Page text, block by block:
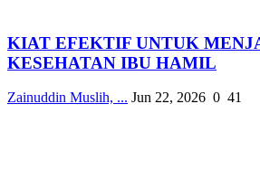
KIAT EFEKTIF UNTUK
KESEHATAN IBU HAMIL
Zainuddin Muslih, ... Jun 22, 2026 0 41